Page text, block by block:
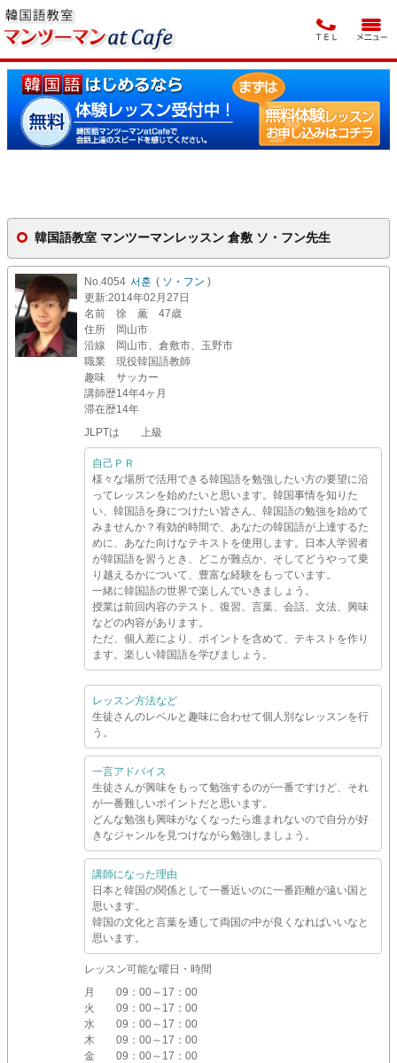
韓国語教室 マンツーマンレッスン 倉敷 ソ・フン先生
No.4054 서훈 ( ソ・フン )
更新:2014年02月27日
名前
徐 薫 47歳
住所
岡山市
沿線
岡山市、倉敷市、玉野市
職業
現役韓国語教師
趣味
サッカー
講師歴14年4ヶ月
滞在歴14年
JLPTは 上級
自己ＰＲ
様々な場所で活用できる韓国語を勉強したい方の要望に沿
ってレッスンを始めたいと思います。韓国事情を知りた
い、韓国語を身につけたい皆さん、韓国語の勉強を始めて
みませんか？有効的時間で、あなたの韓国語が上達するた
めに、あなた向けなテキストを使用します。日本人学習者
が韓国語を習うとき、どこが難点か、そしてどうやって乗
り越えるかについて、豊富な経験をもっています。
一緒に韓国語の世界で楽しんでいきましょう。
授業は前回内容のテスト、復習、言葉、会話、文法、興味
などの内容があります。
ただ、個人差により、ポイントを含めて、テキストを作り
ます。楽しい韓国語を学びましょう。
レッスン方法など
生徒さんのレベルと趣味に合わせて個人別なレッスンを行
う。
一言アドバイス
生徒さんが興味をもって勉強するのが一番ですけど、それ
が一番難しいポイントだと思います。
どんな勉強も興味がなくなったら進まれないので自分が好
きなジャンルを見つけながら勉強しましょう。
講師になった理由
日本と韓国の関係として一番近いのに一番距離が遠い国と
思います。
韓国の文化と言葉を通して両国の中が良くなればいいなと
思います。
レッスン可能な曜日・時間
月
09：00～17：00
火
09：00～17：00
水
09：00～17：00
木
09：00～17：00
金
09：00～17：00